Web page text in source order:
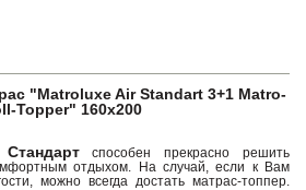
"Matroluxe Air Standart 3+1 Matro-
Topper" 160х200
способен прекрасно решить
отдыхом. На случай, если к Вам
можно всегда достать матрас-топпер.